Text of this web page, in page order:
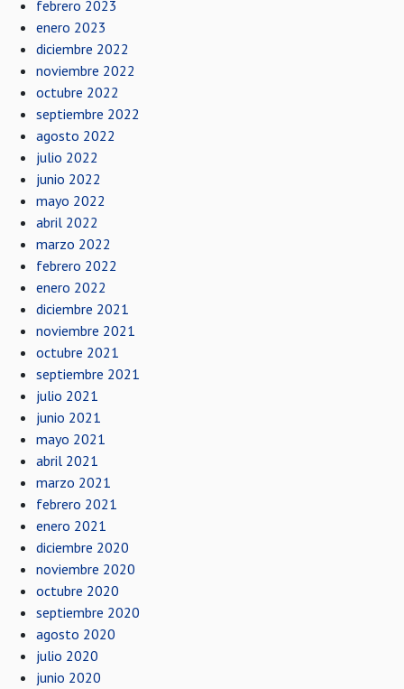
febrero 2023
enero 2023
diciembre 2022
noviembre 2022
octubre 2022
septiembre 2022
agosto 2022
julio 2022
junio 2022
mayo 2022
abril 2022
marzo 2022
febrero 2022
enero 2022
diciembre 2021
noviembre 2021
octubre 2021
septiembre 2021
julio 2021
junio 2021
mayo 2021
abril 2021
marzo 2021
febrero 2021
enero 2021
diciembre 2020
noviembre 2020
octubre 2020
septiembre 2020
agosto 2020
julio 2020
junio 2020